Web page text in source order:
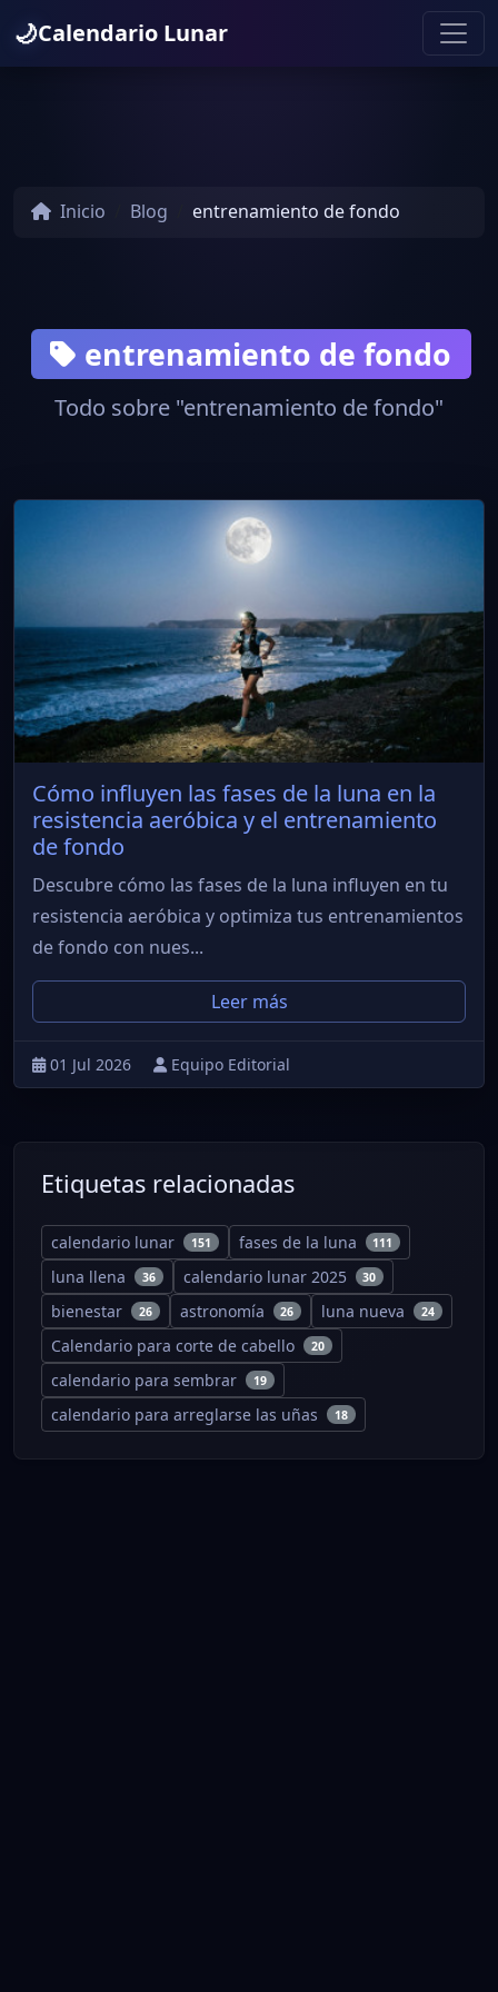
🌙Calendario Lunar
Inicio Blog entrenamiento de fondo
entrenamiento de fondo
Todo sobre "entrenamiento de fondo"
Cómo influyen las fases de la luna en la
resistencia aeróbica y el entrenamiento
de fondo
Descubre cómo las fases de la luna influyen en tu
resistencia aeróbica y optimiza tus entrenamientos
de fondo con nues...
Leer más
01 Jul 2026 Equipo Editorial
Etiquetas relacionadas
calendario lunar 151 fases de la luna 111
luna llena 36 calendario lunar 2025 30
bienestar 26 astronomía 26 luna nueva 24
Calendario para corte de cabello 20
calendario para sembrar 19
calendario para arreglarse las uñas 18